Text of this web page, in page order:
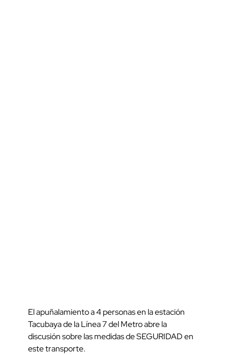
El apuñalamiento a 4 personas en la estación
Tacubaya de la Línea 7 del Metro abre la
discusión sobre las medidas de SEGURIDAD en
este transporte.